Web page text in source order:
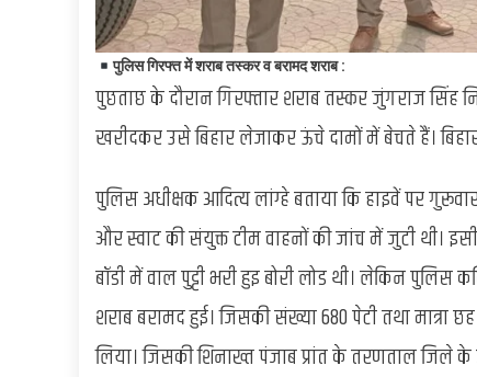
पुलिस गिरफ्त में शराब तस्कर व बरामद शराब :
पुछताछ के दौरान गिरफ्तार शराब तस्कर जुंगराज सिंह
खरीदकर उसे बिहार लेजाकर ऊंचे दामों में बेचते हैं।
पुलिस अधीक्षक आदित्य लांग्हे बताया कि हाइवें पर
और स्वाट की संयुक्त टीम वाहनों की जांच में जुटी थी।
बॉडी में वाल पुट्टी भरी हुइ बोरी लोड थी। लेकिन पुलिस
शराब बरामद हुई। जिसकी संख्या 680 पेटी तथा
लिया। जिसकी शिनाख्त पंजाब प्रांत के तरणताल